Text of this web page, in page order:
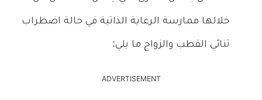
خلالها ممارسة الرعاية الذاتية في حالة اضطراب
ثنائي القطب والزواج ما يلي:
ADVERTISEMENT